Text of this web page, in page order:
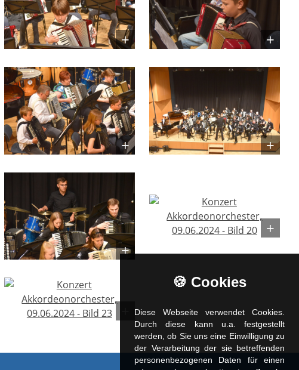
🍪 Cookies
Diese Webseite verwendet Cookies.
Durch diese kann u.a. fest­ge­stellt
werden, ob Sie uns eine Einwilligung zu
der Verarbeitung der sie betreffenden
personenbezogenen Daten für einen